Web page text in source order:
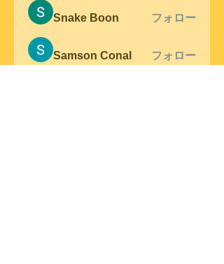
Snake Boon フォロー
Samson Conal フォロー